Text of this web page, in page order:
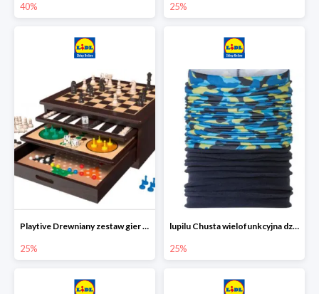
40% 25%
Playtive Drewniany zestaw gier 10 w 1
25%
lupilu Chusta wielofunkcyjna dziecięca
25%